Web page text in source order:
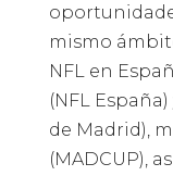
mismo
NFL en
(NFL España)
de Madrid),
(MADCUP),